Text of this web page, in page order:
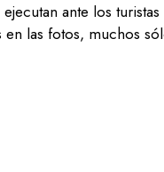
ante los turistas
las fotos, muchos